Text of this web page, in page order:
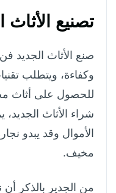
تصنيع الأثاث
صنع الأثاث الجديد
وكفاءة، ويتطلب
للحصول على أثاث
شراء الأثاث
الأموال وقد يبدو
مخيف.
من الجدير بالذكر